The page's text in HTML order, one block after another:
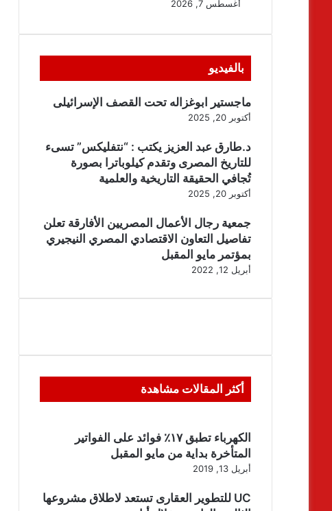
بالفيديو
ماجستير ابوغزاله تحت القصف الإسرائيلى
أكتوبر 20, 2025
د.طارق عبد العزيز يكتب : “نتفليكس” تسىء
للتاريخ المصرى وتقدم كيلوباترا بصورة
تُجافي الحقيقة التاريخية والعلمية
أكتوبر 20, 2025
جمعية رجال الأعمال المصريين الأفارقة تعلن
تفاصيل التعاون الاقتصادي المصري النيجيري
بمؤتمر مايو المقبل
أبريل 12, 2022
أكثر المقالات مشاهدة
الكهرباء تطبق ١٧٪ فوائد على الفواتير
المتأخرة بداية من مايو المقبل
أبريل 13, 2019
UC للتطوير العقارى تستعد لاطلاق مشروعها